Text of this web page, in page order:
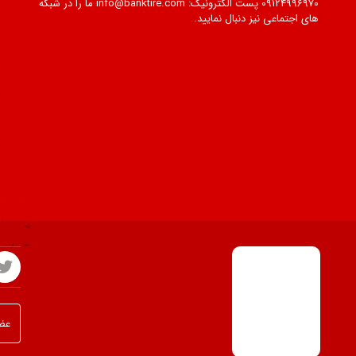
09124996970 پست الکترونیک: info@banktire.com ما را در شبکه
های اجتماعی نیز دنبال نمایید.